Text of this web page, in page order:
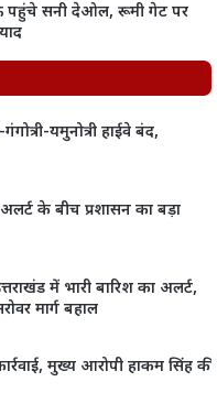
पहुंचे सनी देओल, रूमी गेट पर
यमुनोत्री हाईवे बंद,
के बीच प्रशासन का बड़ा
में भारी बारिश का अलर्ट,
मार्ग बहाल
मुख्य आरोपी हाकम सिंह की